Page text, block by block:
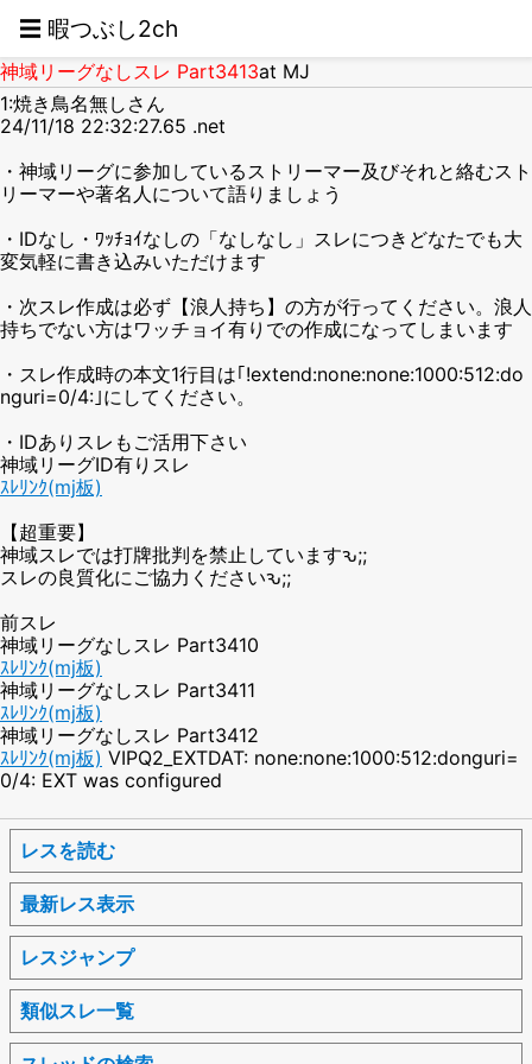
☰ 暇つぶし2ch
神域リーグなしスレ Part3413at MJ
1:焼き鳥名無しさん
24/11/18 22:32:27.65 .net
・神域リーグに参加しているストリーマー及びそれと絡むスト
リーマーや著名人について語りましょう
・IDなし・ﾜｯﾁｮｲなしの「なしなし」スレにつきどなたでも大
変気軽に書き込みいただけます
・次スレ作成は必ず【浪人持ち】の方が行ってください。浪人
持ちでない方はワッチョイ有りでの作成になってしまいます
・スレ作成時の本文1行目は｢!extend:none:none:1000:512:do
nguri=0/4:｣にしてください。
・IDありスレもご活用下さい
神域リーグID有りスレ
ｽﾚﾘﾝｸ(mj板)
【超重要】
神域スレでは打牌批判を禁止していますԅ;;
スレの良質化にご協力くださいԅ;;
前スレ
神域リーグなしスレ Part3410
ｽﾚﾘﾝｸ(mj板)
神域リーグなしスレ Part3411
ｽﾚﾘﾝｸ(mj板)
神域リーグなしスレ Part3412
ｽﾚﾘﾝｸ(mj板) VIPQ2_EXTDAT: none:none:1000:512:donguri=
0/4: EXT was configured
レスを読む
最新レス表示
レスジャンプ
類似スレ一覧